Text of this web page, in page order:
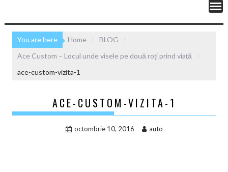
You are here Home
BLOG
Ace Custom – Locul unde visele pe două roți prind viață
ace-custom-vizita-1
ACE-CUSTOM-VIZITA-1
octombrie 10, 2016 auto